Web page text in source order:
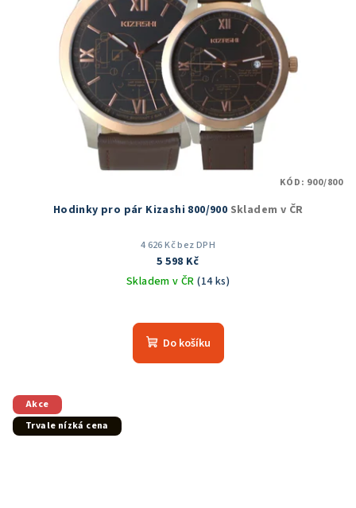
Hodinky pro pár Kizashi 800/900 Skladem v ČR
4 626 Kč bez DPH
5 598 Kč
Skladem v ČR(14 ks)
hodnocení
produktu
Do košíku
KÓD: 900/800
Akce
Trvale nízká cena